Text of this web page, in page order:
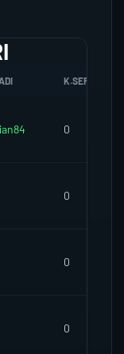
K.SEREFI
0
0
0
0